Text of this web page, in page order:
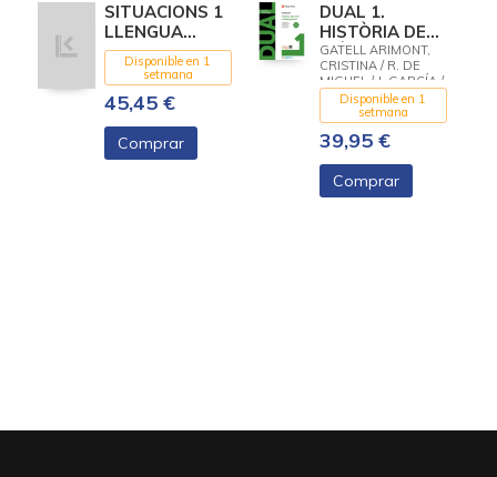
SITUACIONS 1
LLENGUA
(LLIBRE+QUAD)
2025
Disponible en 1
setmana
45,45 €
Comprar
DUAL 1.
HISTÒRIA DEL
MÓN
CONTEMPORANI.
LLIBRE
CONSULTA I
QUADERN.
NOVA EDICIÓ
GATELL ARIMONT,
CRISTINA / R. DE
MIGUEL / J. GARCÍA /
RISQUES CORBELLA,
MANEL / D. SOBRINO
Disponible en 1
setmana
39,95 €
Comprar